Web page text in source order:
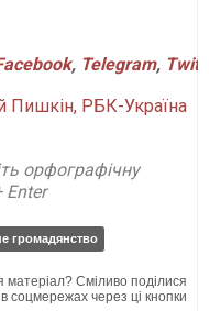
, Telegram,
Пишкін, РБК-Україна
орфографічну
Enter
громадянство
матеріал? Сміливо поділися
соцмережах через ці кнопки